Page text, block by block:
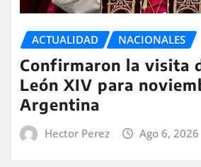
ACTUALIDAD NACIONALES
Confirmaron la visita
León XIV para
Argentina
Hector Perez Ago 6, 2026